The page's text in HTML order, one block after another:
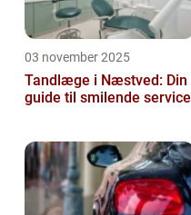
03 november 2025
Tandlæge i Næstved: Din
guide til smilende service